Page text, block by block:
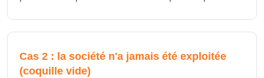
Cas 2 : la société n'a jamais été exploitée
(coquille vide)